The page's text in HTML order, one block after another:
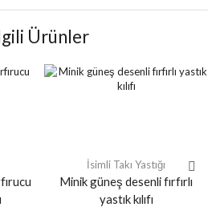
Ürünler
İsimli Takı Yastığı
Minik güneş desenli fırfırlı
yastık kılıfı